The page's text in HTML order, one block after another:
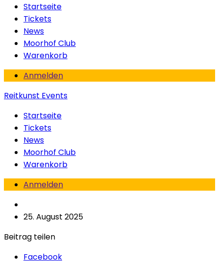
Startseite
Tickets
News
Moorhof Club
Warenkorb
Anmelden
Reitkunst Events
Startseite
Tickets
News
Moorhof Club
Warenkorb
Anmelden
25. August 2025
Beitrag teilen
Facebook